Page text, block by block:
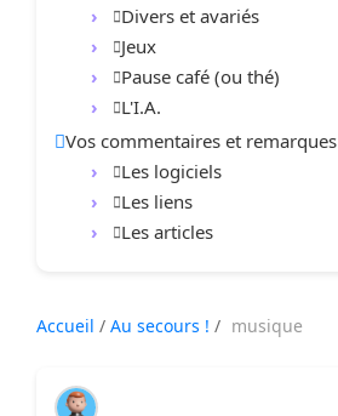
Divers et avariés
Jeux
Pause café (ou thé)
L'I.A.
Vos commentaires et remarques
Les logiciels
Les liens
Les articles
Accueil / Au secours ! / musique